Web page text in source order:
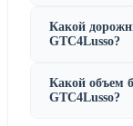
Какой
GTC4Lusso?
Какой объем
GTC4Lusso?